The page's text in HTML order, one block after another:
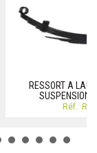
RESSORT A
SUSPENSION
Réf.: